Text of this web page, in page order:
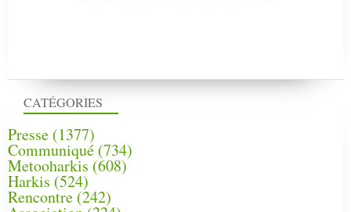
CATÉGORIES
Presse (1377)
Communiqué (734)
Metooharkis (608)
Harkis (524)
Rencontre (242)